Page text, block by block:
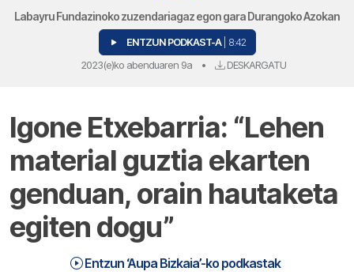
Labayru Fundazinoko zuzendariagaz egon gara Durangoko Azokan
ENTZUN PODKAST-A | 8:42
2023(e)ko abenduaren 9a • DESKARGATU
Igone Etxebarria: “Lehen
material guztia ekarten
genduan, orain hautaketa
egiten dogu”
Entzun ‘Aupa Bizkaia’-ko podkastak